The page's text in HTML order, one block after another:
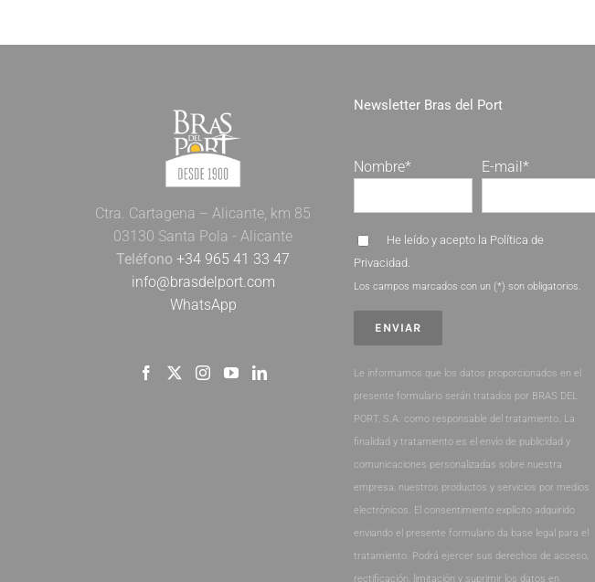
Ctra. Cartagena – Alicante, km 85
03130 Santa Pola - Alicante
Teléfono +34 965 41 33 47
info@brasdelport.com
WhatsApp
Newsletter Bras del Port
Nombre* E-mail*
He leído y acepto la Política de
Privacidad
Los campos marcados con un (*) son obligatorios.
Le informamos que los datos proporcionados en el
presente formulario serán tratados por BRAS DEL
PORT, S.A. como responsable del tratamiento. La
finalidad y tratamiento es el envío de publicidad y
comunicaciones personalizadas sobre nuestra
empresa, nuestros productos y servicios por medios
electrónicos. El consentimiento explícito adquirido
enviando el presente formulario da base legal para el
tratamiento. Podrá ejercer sus derechos de acceso,
rectificación, limitación y suprimir los datos en